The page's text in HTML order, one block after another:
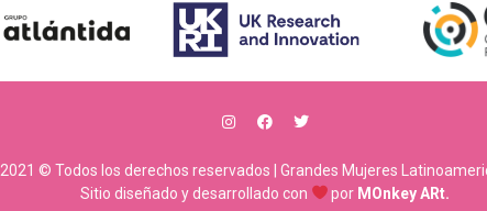
2021 © Todos los derechos reservados | Grandes Mujeres
Sitio diseñado y desarrollado con
por MOnkey ARt.